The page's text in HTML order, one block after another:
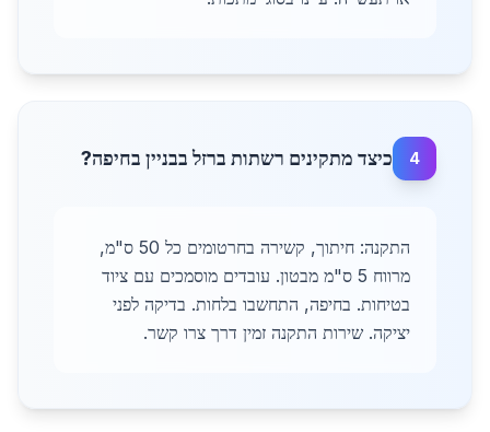
4 כיצד מתקינים רשתות ברזל בבניין בחיפה?
התקנה: חיתוך, קשירה בחרטומים כל 50 ס"מ,
מרווח 5 ס"מ מבטון. עובדים מוסמכים עם ציוד
בטיחות. בחיפה, התחשבו בלחות. בדיקה לפני
יציקה. שירות התקנה זמין דרך צרו קשר.